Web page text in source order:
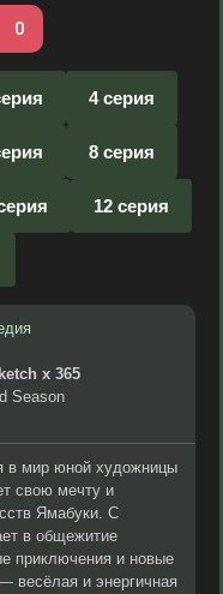
0
4 серия
8 серия
12 серия
x 365
Season
в мир юной художницы
свою мечту и
Ямабуки. С
в общежитие
приключения и новые
весёлая и энергичная